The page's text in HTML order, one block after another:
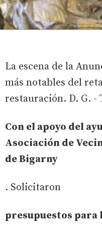
La escena de la
más notables del
restauración. D. G. -
Con el apoyo del
Asociación de
de Bigarny
. Solicitaron
presupuestos